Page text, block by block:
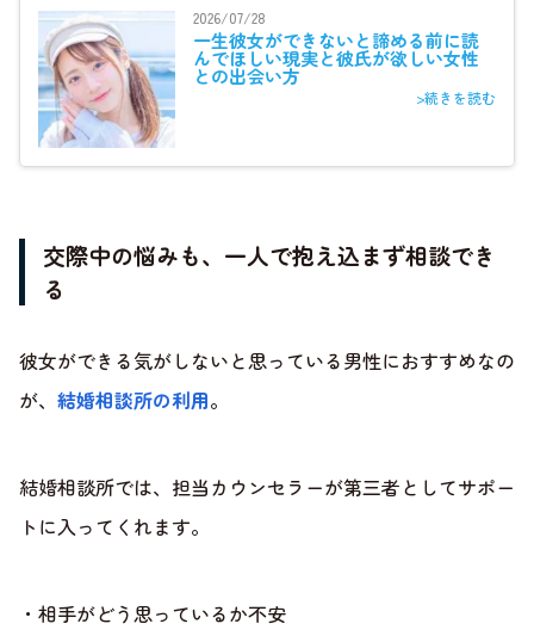
2026/07/28
一生彼女ができないと諦める前に読
んでほしい現実と彼氏が欲しい女性
との出会い方
>続きを読む
交際中の悩みも、一人で抱え込まず相談でき
る
彼女ができる気がしないと思っている男性におすすめなの
が、 結婚相談所の利用。
結婚相談所では、担当カウンセラーが第三者としてサポー
トに入ってくれます。
・相手がどう思っているか不安